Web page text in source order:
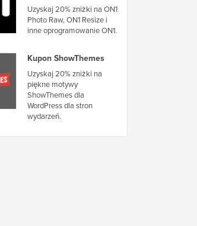
Uzyskaj 20% zniżki na ON1
Photo Raw, ON1 Resize i
inne oprogramowanie ON1.
Kupon ShowThemes
Uzyskaj 20% zniżki na
piękne motywy
ShowThemes dla
WordPress dla stron
wydarzeń.